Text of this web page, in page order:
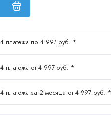
4 платежа по 4 997 руб. *
4 платежа от 4 997 руб. *
4 платежа за 2 месяца от 4 997 руб. *